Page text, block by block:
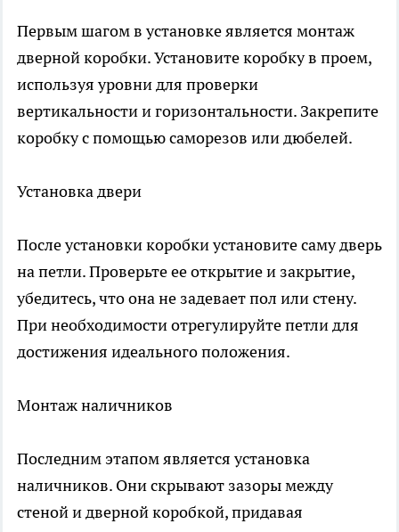
Первым шагом в установке является монтаж
дверной коробки. Установите коробку в проем,
используя уровни для проверки
вертикальности и горизонтальности. Закрепите
коробку с помощью саморезов или дюбелей.
Установка двери
После установки коробки установите саму дверь
на петли. Проверьте ее открытие и закрытие,
убедитесь, что она не задевает пол или стену.
При необходимости отрегулируйте петли для
достижения идеального положения.
Монтаж наличников
Последним этапом является установка
наличников. Они скрывают зазоры между
стеной и дверной коробкой, придавая